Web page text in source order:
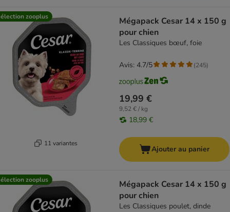
zooplus
11 variantes
Mégapack Cesar 14 x 150 g
pour chien
Les Classiques bœuf, foie
19,99 €
9,52 € / kg
18,99 €
Avis: 4.7/5 (245)
Ajouter au panier
zooplus
Mégapack Cesar 14 x 150 g
pour chien
Les Classiques poulet, dinde